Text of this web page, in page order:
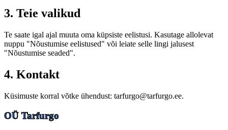
3. Teie valikud
Te saate igal ajal muuta oma küpsiste eelistusi. Kasutage allolevat
nuppu "Nõustumise eelistused" või leiate selle lingi jalusest
"Nõustumise seaded".
4. Kontakt
Küsimuste korral võtke ühendust: tarfurgo@tarfurgo.ee.
OÜ Tarfurgo